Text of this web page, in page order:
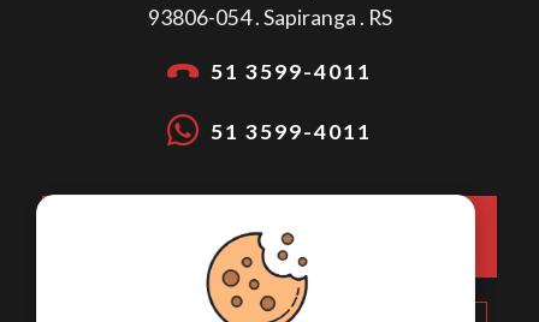
93806-054 . Sapiranga . RS
51 3599-4011
51 3599-4011
LOTH?